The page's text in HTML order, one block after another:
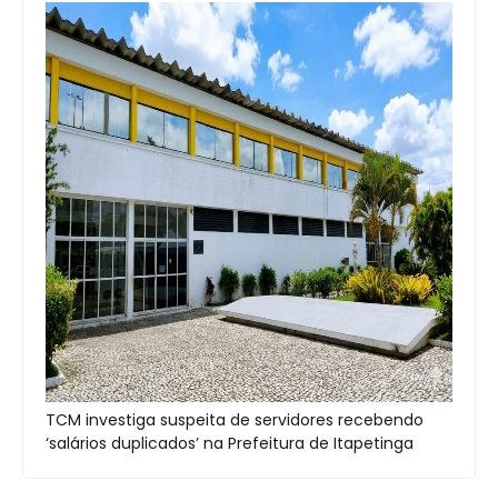
TCM investiga suspeita de servidores recebendo
‘salários duplicados’ na Prefeitura de Itapetinga